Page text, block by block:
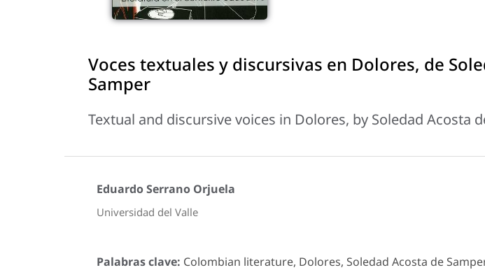
Voces textuales y discursivas en Dolores, de
Samper
Textual and discursive voices in Dolores, by Soledad Acosta
Eduardo Serrano Orjuela
Universidad del Valle
Palabras clave: Colombian literature, Dolores, Soledad Acosta de